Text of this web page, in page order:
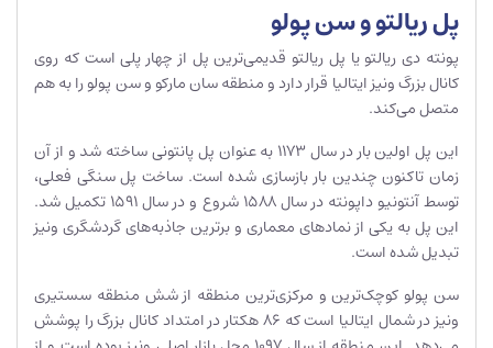
پل ریالتو و سن پولو
پونته دی ریالتو یا پل ریالتو قدیمی‌ترین پل از چهار پلی است که روی
کانال بزرگ ونیز ایتالیا قرار دارد و منطقه سان مارکو و سن پولو را به هم
متصل می‌کند.
این پل اولین بار در سال 1173 به عنوان پل پانتونی ساخته شد و از آن
زمان تاکنون چندین بار بازسازی شده است. ساخت پل سنگی فعلی،
توسط آنتونیو داپونته در سال 1588 شروع و در سال 1591 تکمیل شد.
این پل به یکی از نمادهای معماری و برترین جاذبه‌های گردشگری ونیز
تبدیل شده است.
سن پولو کوچک‌ترین و مرکزی‌ترین منطقه از شش منطقه سستیری
ونیز در شمال ایتالیا است که 86 هکتار در امتداد کانال بزرگ را پوشش